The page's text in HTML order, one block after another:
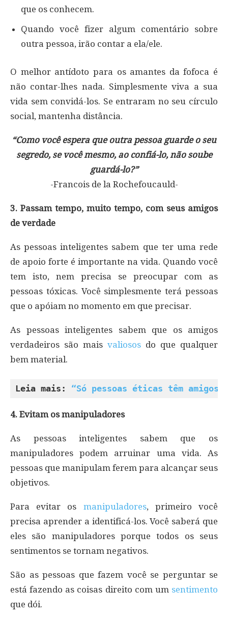
que os conhecem.
Quando você fizer algum comentário sobre
outra pessoa, irão contar a ela/ele.
O melhor antídoto para os amantes da fofoca é
não contar-lhes nada. Simplesmente viva a sua
vida sem convidá-los. Se entraram no seu círculo
social, mantenha distância.
“Como você espera que outra pessoa guarde o seu
segredo, se você mesmo, ao confiá-lo, não soube
guardá-lo?”
-Francois de la Rochefoucauld-
3. Passam tempo, muito tempo, com seus amigos
de verdade
As pessoas inteligentes sabem que ter uma rede
de apoio forte é importante na vida. Quando você
tem isto, nem precisa se preocupar com as
pessoas tóxicas. Você simplesmente terá pessoas
que o apóiam no momento em que precisar.
As pessoas inteligentes sabem que os amigos
verdadeiros são mais valiosos do que qualquer
bem material.
Leia mais: “Só pessoas éticas têm
4. Evitam os manipuladores
As pessoas inteligentes sabem que os
manipuladores podem arruinar uma vida. As
pessoas que manipulam ferem para alcançar seus
objetivos.
Para evitar os manipuladores, primeiro você
precisa aprender a identificá-los. Você saberá que
eles são manipuladores porque todos os seus
sentimentos se tornam negativos.
São as pessoas que fazem você se perguntar se
está fazendo as coisas direito com um sentimento
que dói.